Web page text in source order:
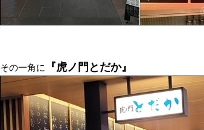
その一角に 『虎ノ門とだか』